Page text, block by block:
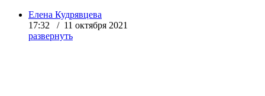
Елена Кудрявцева
17:32 / 11 октября 2021
развернуть